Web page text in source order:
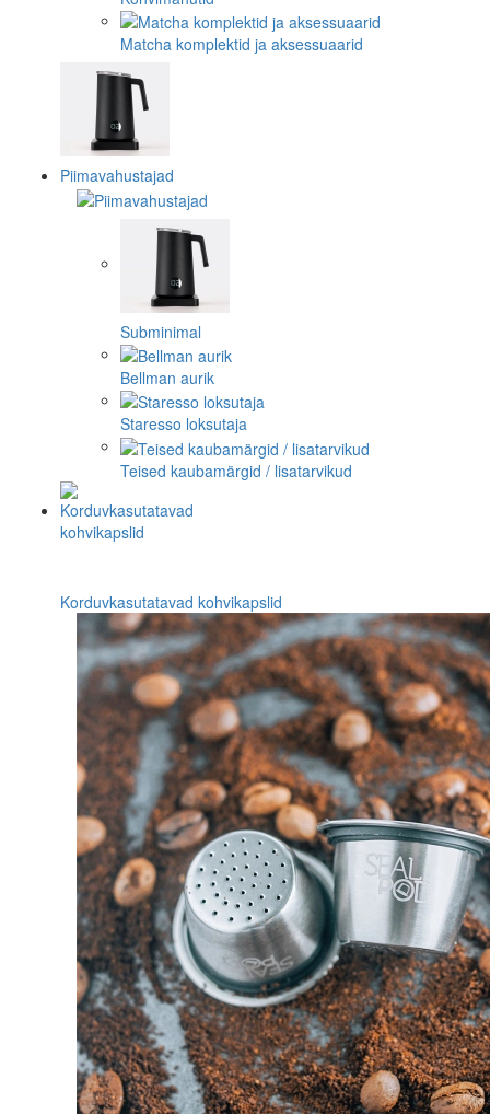
Matcha komplektid ja aksessuaarid
Piimavahustajad
Subminimal
Bellman aurik
Staresso loksutaja
Teised kaubamärgid / lisatarvikud
Korduvkasutatavad kohvikapslid